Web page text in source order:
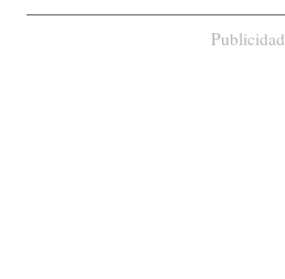
Publicidad